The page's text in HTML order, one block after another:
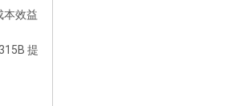
本效益
提